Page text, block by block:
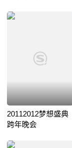
20112012梦想盛典
跨年晚会